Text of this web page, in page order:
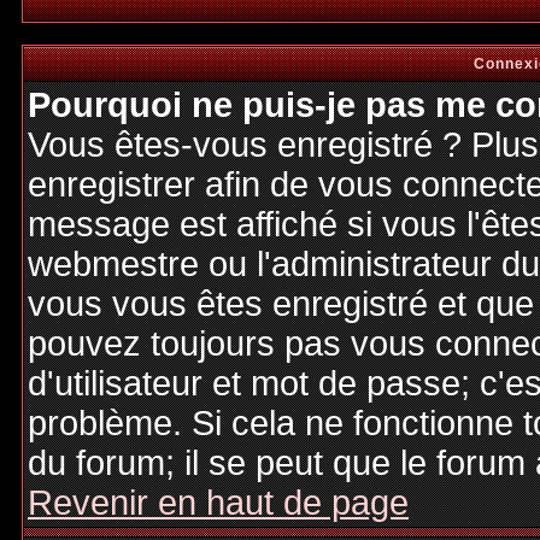
Pourquoi ne puis-je pas me
Vous êtes-vous enregistré ?
enregistrer afin de vous
message est affiché si vous
webmestre ou l'administrateur
vous vous êtes enregistré et
pouvez toujours pas vous
d'utilisateur et mot de passe;
problème. Si cela ne fonctionne
du forum; il se peut que le
Revenir en haut de page